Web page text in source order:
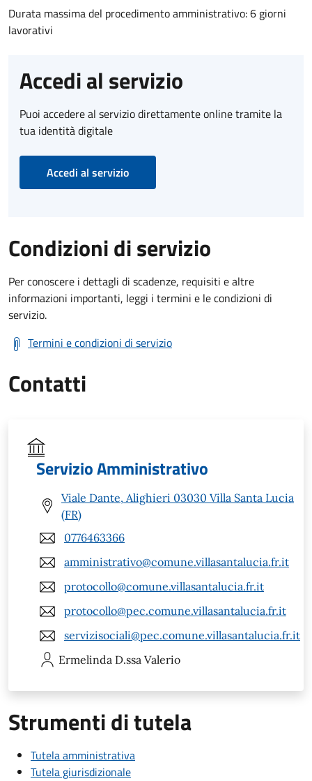
Durata massima del procedimento amministrativo: 6 giorni
lavorativi
Accedi al servizio
Puoi accedere al servizio direttamente online tramite la
tua identità digitale
Accedi al servizio
Condizioni di servizio
Per conoscere i dettagli di scadenze, requisiti e altre
informazioni importanti, leggi i termini e le condizioni di
servizio.
Termini e condizioni di servizio
Contatti
Servizio Amministrativo
Viale Dante, Alighieri 03030 Villa Santa Lucia
(FR)
0776463366
amministrativo@comune.villasantalucia.fr.it
protocollo@comune.villasantalucia.fr.it
protocollo@pec.comune.villasantalucia.fr.it
servizisociali@pec.comune.villasantalucia.fr.it
Ermelinda D.ssa Valerio
Strumenti di tutela
Tutela amministrativa
Tutela giurisdizionale